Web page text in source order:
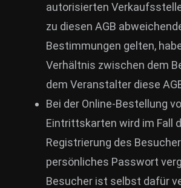
autorisierten
zu diesen AGB
Bestimmungen gelten,
Verhältnis zwischen dem
dem Veranstalter diese
Bei der Online-Bestellung
Eintrittskarten wird im Fall
Registrierung des
persönliches Passwort
Besucher ist selbst dafür